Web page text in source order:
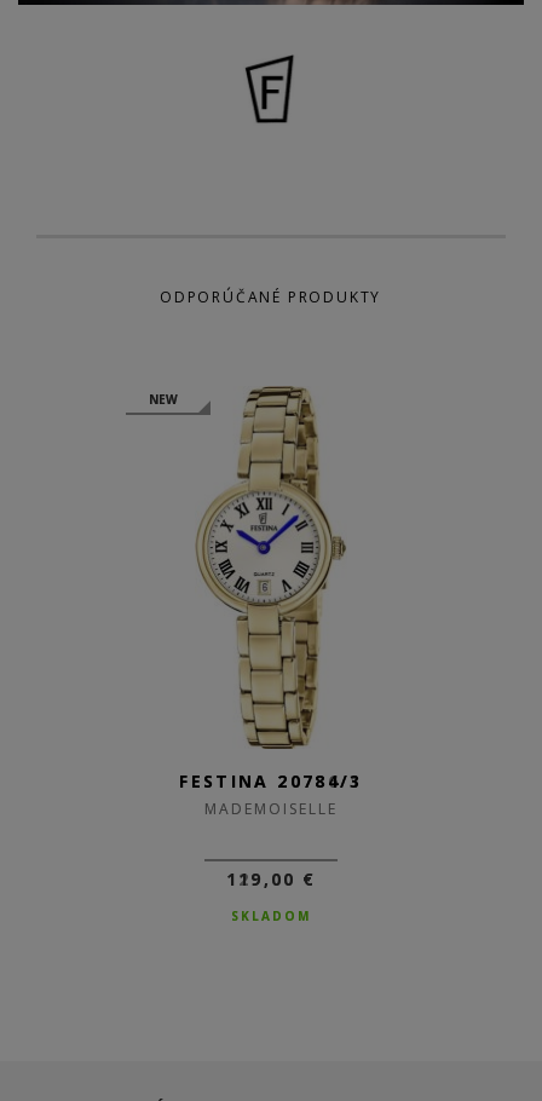
ODPORÚČANÉ PRODUKTY
NEW
FESTINA 20786/1
MADEMOISELLE
129,00 €
SKLADOM
NEW
FESTINA 20784/3
MADEMOISELLE
119,00 €
SKLADOM